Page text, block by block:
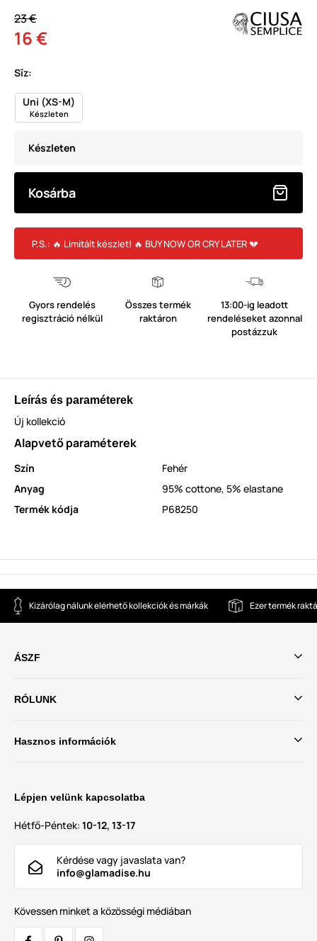
23 €
16 €
Sīz:
Uni (XS-M)
Készleten
Készleten
Kosárba
P.S.: 🔥 Limitált készlet! 🔥 BUY NOW OR CRY LATER 💔
Gyors rendelés
regisztráció nélkül
Összes termék
raktáron
13:00-ig leadott
rendeléseket azonnal
postázzuk
Leírás és paraméterek
Új kollekció
Alapvető paraméterek
Szín
Fehér
Anyag
95% cottone, 5% elastane
Termék kódja
P68250
Kizárólag nálunk elérhető kollekciók és márkák Ezer termék
ÁSZF
RÓLUNK
Hasznos információk
Lépjen velünk kapcsolatba
Hétfő-Péntek: 10-12, 13-17
Kérdése vagy javaslata van?
info@glamadise.hu
Kövessen minket a közösségi médiában